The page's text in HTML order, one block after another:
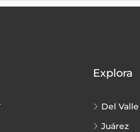
Explora
Del
Juárez